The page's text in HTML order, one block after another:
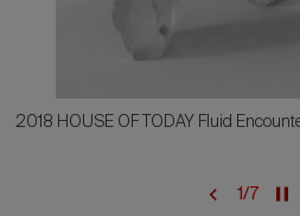
2018 HOUSE OF TODAY Fluid
1/7